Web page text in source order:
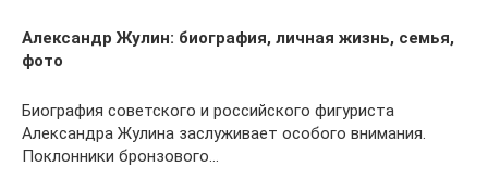
Александр Жулин: биография, личная жизнь, семья,
фото
Биография советского и российского фигуриста
Александра Жулина заслуживает особого внимания.
Поклонники бронзового…